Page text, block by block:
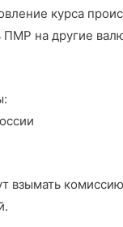
курса
на другие
взымать